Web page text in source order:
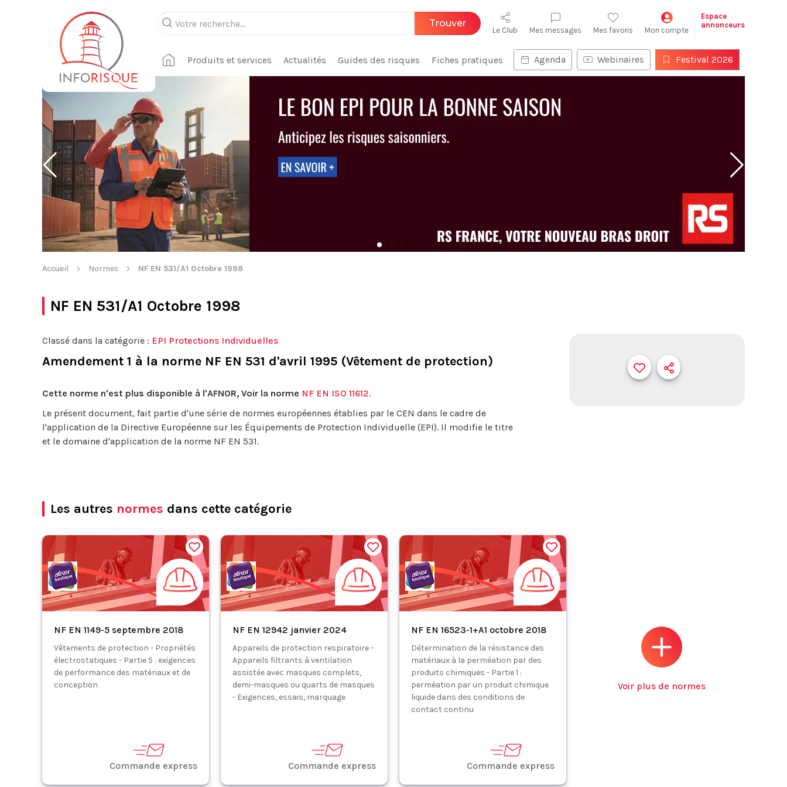
Trouver
Le Club Mes messages Mes favoris Mon compte
Espace
annonceurs
Produits et services Actualités Guides des risques Fiches pratiques Agenda Webinaires Festival 2026
Accueil Normes NF EN 531/A1 Octobre 1998
NF EN 531/A1 Octobre 1998
Classé dans la catégorie : EPI Protections Individuelles
Amendement 1 à la norme NF EN 531 d'avril 1995 (Vêtement de protection)
Cette norme n'est plus disponible à l'AFNOR, Voir la norme NF EN ISO 11612.
Le présent document, fait partie d'une série de normes européennes établies par le CEN dans le cadre de
l'application de la Directive Européenne sur les Équipements de Protection Individuelle (EPI). Il modifie le titre
et le domaine d'application de la norme NF EN 531.
Les autres normes dans cette catégorie
NF EN 1149-5 septembre 2018
Vêtements de protection - Propriétés
électrostatiques - Partie 5 : exigences
de performance des matériaux et de
conception
Commande express
NF EN 12942 janvier 2024
Appareils de protection respiratoire -
Appareils filtrants à ventilation
assistée avec masques complets,
demi-masques ou quarts de masques
- Exigences, essais, marquage
Commande express
NF EN 16523-1+A1 octobre 2018
Détermination de la résistance des
matériaux à la perméation par des
produits chimiques - Partie 1 :
perméation par un produit chimique
liquide dans des conditions de
contact continu
Commande express
Voir plus de normes